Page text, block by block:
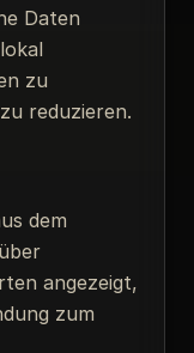
Daten
zu
reduzieren.
dem
angezeigt,
zum